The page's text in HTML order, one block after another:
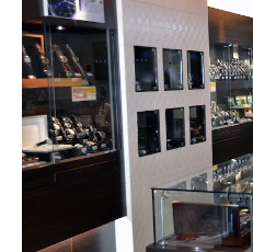
CHOPARD
ショパール
GLASHUTTE ORIGINA
L
グラスヒュッテ・オリジ
ナル
ALAIN SILBERSTEIN
アラン・シルベスタイン
BLANCPAIN
ブランパン
BOVET
ボヴェ
BREITLING
ブライトリング